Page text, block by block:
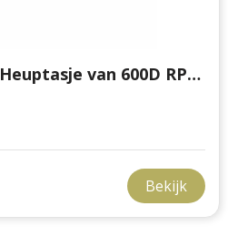
BANGKOK WAIST - Heuptasje van 600D RPET
Bekijk